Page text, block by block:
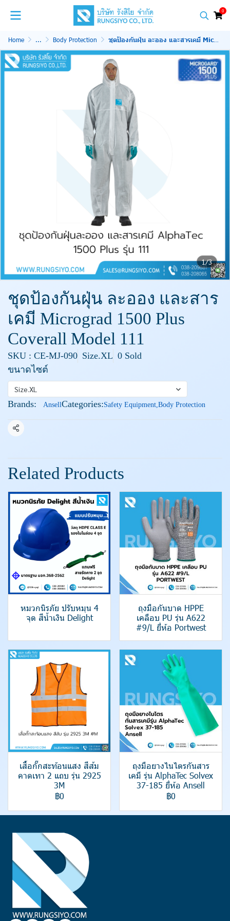
0
Home ... Body Protection ชุดป้องกันฝุ่น ละออง และสารเคมี Micrograd 1500 Plus Coverall Model 111
1/3
ชุดป้องกันฝุ่น ละออง และสาร
เคมี Micrograd 1500 Plus
Coverall Model 111
SKU : CE-MJ-090 Size.XL 0 Sold
ขนาดไซต์
Size.XL
Brands: AnsellCategories:Safety Equipment,Body Protection
Share
Related Products
หมวกนิรภัย ปรับหมุน 4
จุด สีน้ำเงิน Delight
ถุงมือกันบาด HPPE
เคลือบ PU รุ่น A622
#9/L ยี่ห้อ Portwest
เสื้อกั๊กสะท้อนแสง สีส้ม
คาดเทา 2 แถบ รุ่น 2925
3M
฿0
ถุงมือยางไนไตรกันสาร
เคมี รุ่น AlphaTec Solvex
37-185 ยี่ห้อ Ansell
฿0